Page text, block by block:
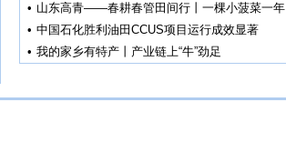
• 山东高青——春耕春管田间行丨一棵小菠菜一年
• 中国石化胜利油田CCUS项目运行成效显著
• 我的家乡有特产丨产业链上“牛”劲足